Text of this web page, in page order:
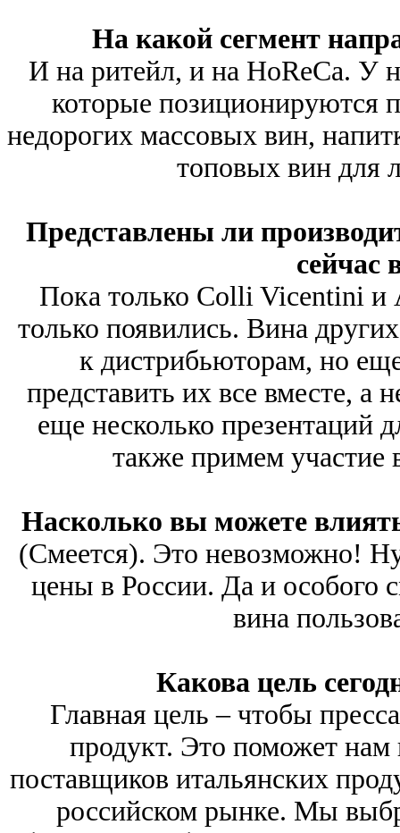
На какой сегмент
И на ритейл, и на HoReCa. У
которые позиционируются
недорогих массовых вин,
топовых вин для
Представлены ли
сейчас
Пока только Colli Vicentini и
только появились. Вина
к дистрибьюторам, но
представить их все вместе,
еще несколько презентаций
также примем участие
Насколько вы можете
(Смеется). Это невозможно!
цены в России. Да и особого
вина
Какова цель
Главная цель – чтобы
продукт. Это поможет нам
поставщиков итальянских
российском рынке. Мы